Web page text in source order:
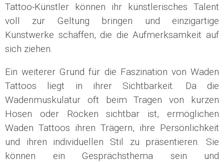
Tattoo-Künstler können ihr künstlerisches Talent
voll zur Geltung bringen und einzigartige
Kunstwerke schaffen, die die Aufmerksamkeit auf
sich ziehen.
Ein weiterer Grund für die Faszination von Waden
Tattoos liegt in ihrer Sichtbarkeit. Da die
Wadenmuskulatur oft beim Tragen von kurzen
Hosen oder Röcken sichtbar ist, ermöglichen
Waden Tattoos ihren Trägern, ihre Persönlichkeit
und ihren individuellen Stil zu präsentieren. Sie
können ein Gesprächsthema sein und